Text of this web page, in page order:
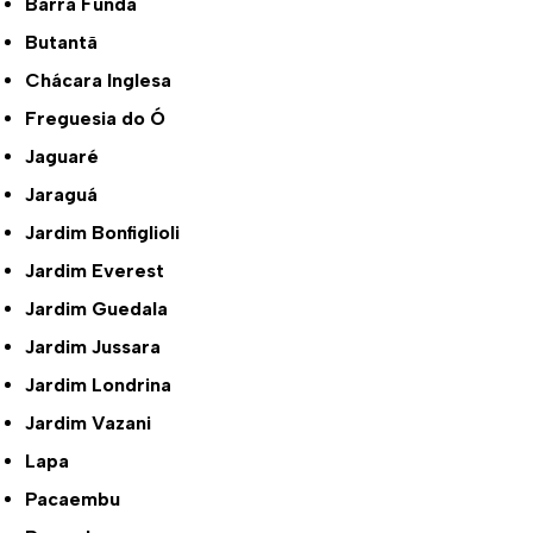
Butantã
Chácara Inglesa
Freguesia do Ó
Jaguaré
Jaraguá
Jardim Bonfiglioli
Jardim Everest
Jardim Guedala
Jardim Jussara
Jardim Londrina
Jardim Vazani
Lapa
Pacaembu